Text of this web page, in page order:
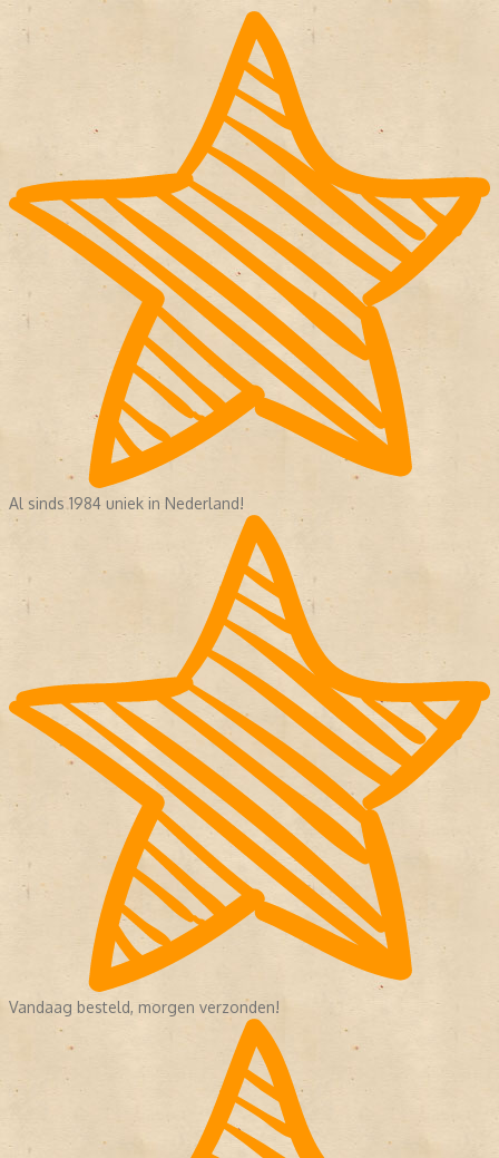
Al sinds 1984 uniek in Nederland!
Vandaag besteld, morgen verzonden!